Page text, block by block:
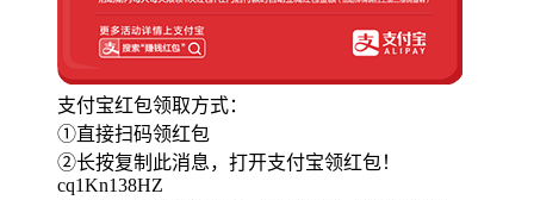
支付宝红包领取方式：
①直接扫码领红包
②长按复制此消息，打开支付宝领红包！
cq1Kn138HZ